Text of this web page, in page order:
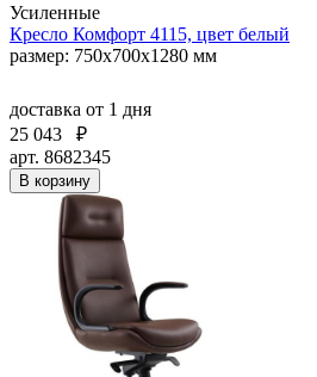
Усиленные
Кресло Комфорт 4115, цвет белый
размер: 750х700х1280 мм
доставка от 1 дня
25 043
₽
арт. 8682345
В корзину